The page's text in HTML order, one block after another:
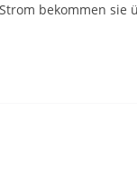
bekommen sie